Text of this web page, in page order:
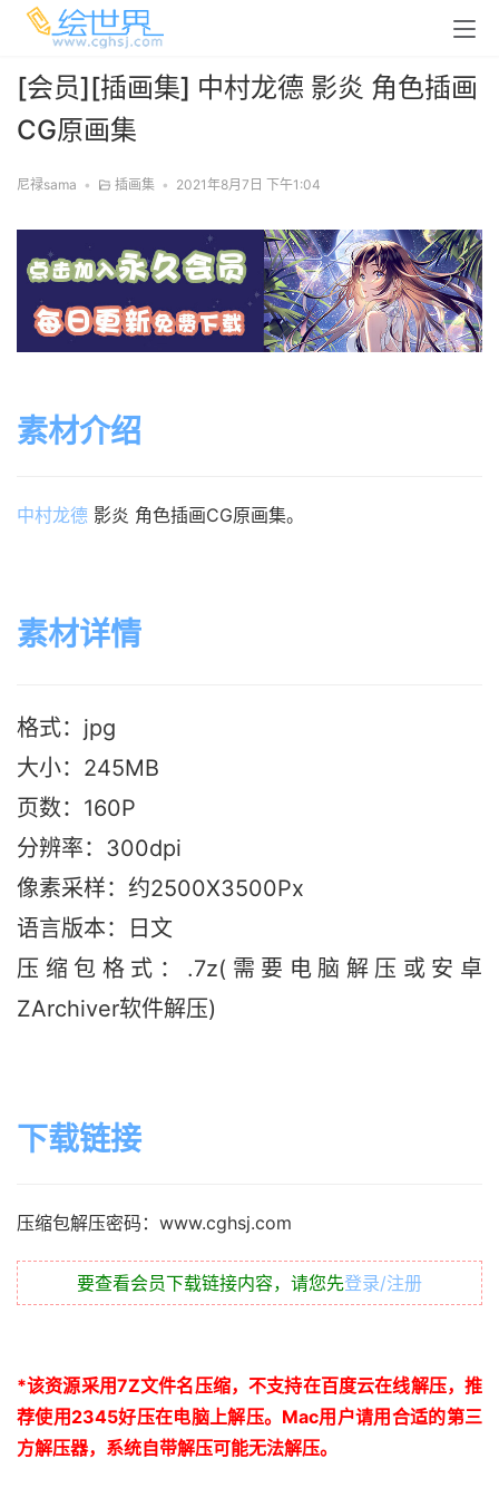
[会员][插画集] 中村龙德 影炎 角色插画
CG原画集
尼禄sama • 插画集 • 2021年8月7日 下午1:04
素材介绍
中村龙德 影炎 角色插画CG原画集。
素材详情
格式：jpg
大小：245MB
页数：160P
分辨率：300dpi
像素采样：约2500X3500Px
语言版本：日文
压缩包格式：.7z(需要电脑解压或安卓
ZArchiver软件解压)
下载链接
压缩包解压密码：www.cghsj.com
要查看会员下载链接内容，请您先登录/注册
*该资源采用7Z文件名压缩，不支持在百度云在线解压，推
荐使用2345好压在电脑上解压。 Mac用户请用合适的第三
方解压器，系统自带解压可能无法解压。